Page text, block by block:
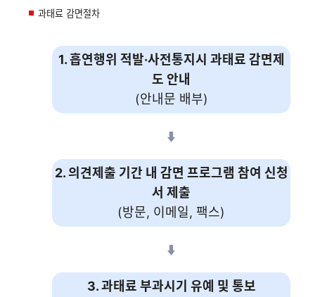
과태료 감면절차
1. 흡연행위 적발·사전통지시 과태료 감면제
도 안내
(안내문 배부)
2. 의견제출 기간 내 감면 프로그램 참여 신청
서 제출
(방문, 이메일, 팩스)
3. 과태료 부과시기 유예 및 통보